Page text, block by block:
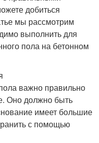
добиться
мы рассмотрим
выполнить для
пола на бетонном
важно правильно
Оно должно быть
имеет большие
с помощью